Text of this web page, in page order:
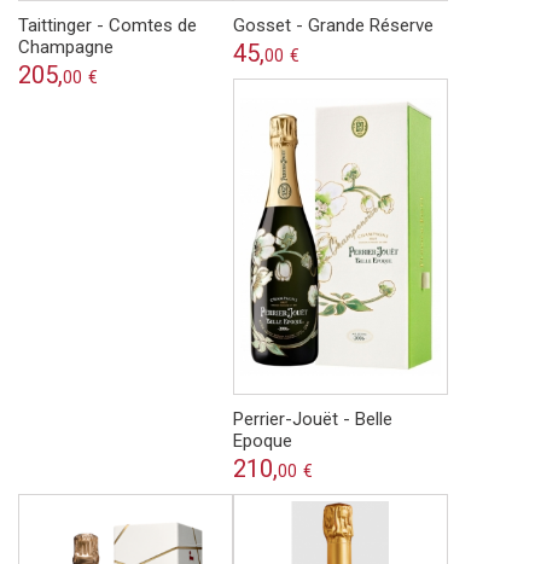
Taittinger - Comtes de
Champagne
205,00 €
Gosset - Grande Réserve
45,00 €
Perrier-Jouët - Belle
Epoque
210,00 €